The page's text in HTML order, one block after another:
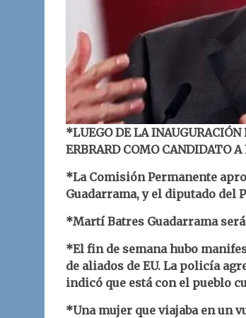
*LUEGO DE LA INAUGURACIÓN
ERBRARD COMO CANDIDATO
*La Comisión Permanente
Guadarrama, y el diputado del
*Martí Batres Guadarrama
*El fin de semana hubo
de aliados de EU. La policía
indicó que está con el pueblo
*Una mujer que viajaba en un